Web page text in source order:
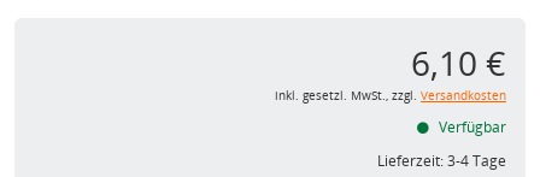
6,10 €
inkl. gesetzl. MwSt., zzgl. Versandkosten
Verfügbar
Lieferzeit:3-4 Tage